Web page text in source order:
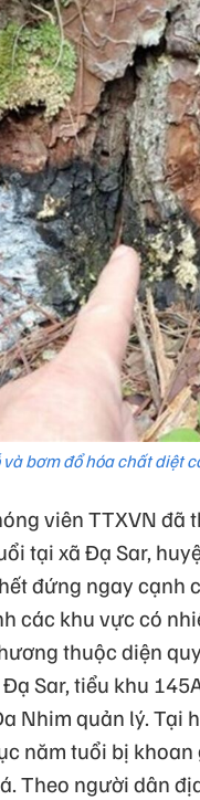
bơm đổ hóa chất diệt
viên TTXVN đã
tại xã Đạ Sar,
đứng ngay cạnh
các khu vực có
thuộc diện
Sar, tiểu khu
Nhim quản lý. Tại
năm tuổi bị
Theo người dân